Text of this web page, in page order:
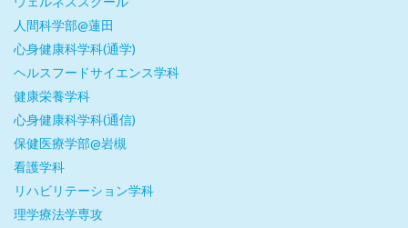
人間科学部@蓮田
心身健康科学科(通学)
ヘルスフードサイエンス学科
健康栄養学科
心身健康科学科(通信)
保健医療学部@岩槻
看護学科
リハビリテーション学科
理学療法学専攻